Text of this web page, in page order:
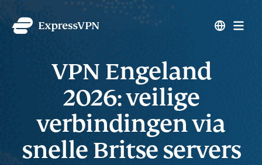
VPN Engeland
2026: veilige
verbindingen via
snelle Britse servers